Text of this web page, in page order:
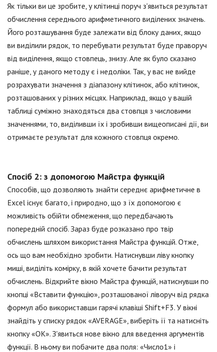
Як тільки ви це зробите, у клітинці поруч з'явиться результат
обчислення середнього арифметичного виділених значень.
Його розташування буде залежати від блоку даних, якщо
ви виділили рядок, то перебувати результат буде праворуч
від виділення, якщо стовпець, знизу. Але як було сказано
раніше, у даного методу є і недоліки. Так, у вас не вийде
розрахувати значення з діапазону клітинок, або клітинок,
розташованих у різних місцях. Наприклад, якщо у вашій
таблиці суміжно знаходяться два стовпця з числовими
значеннями, то, виділивши їх і зробивши вищеописані дії, ви
отримаєте результат для кожного стовпця окремо.
Спосіб 2: з допомогою Майстра функцій
Способів, що дозволяють знайти середнє арифметичне в
Excel існує багато, і природно, що з їх допомогою є
можливість обійти обмеження, що передбачають
попередній спосіб. Зараз буде розказано про твір
обчислень шляхом використання Майстра функцій. Отже,
ось що вам необхідно зробити. Натиснувши ліву кнопку
миші, виділіть комірку, в якій хочете бачити результат
обчислень. Відкрийте вікно Майстра функцій, натиснувши по
кнопці «Вставити функцію», розташованої ліворуч від рядка
формул або використавши гарячі клавіші Shift+F3. У вікні
знайдіть у списку рядок «AVERAGE», виберіть її та натисніть
кнопку «ОК». З'явиться нове вікно для введення аргументів
функції. В ньому ви побачите два поля: «Число1» і